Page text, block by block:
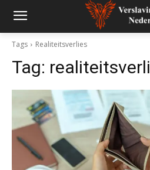
Tags Realiteitsverlies
Tag: